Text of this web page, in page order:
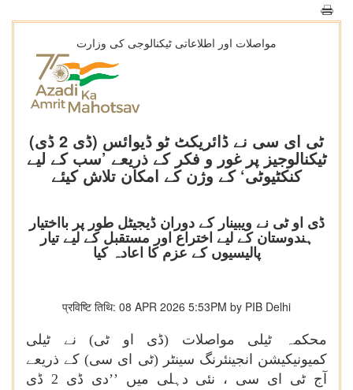
مواصلات اور اطلاعاتی ٹیکنالوجی کی وزارت
ٹی ای سی نے ڈائریکٹ ٹو ڈیوائس (ڈی 2 ڈی)
ٹیکنالوجیز پر غور و فکر کے ذریعے ’سب کے لیے
کنکٹیوٹی‘ کے وژن کے امکان تلاش کیئے
ڈی او ٹی نے ویبینار کے دوران ڈیجیٹل طور پر بااختیار
ہندوستان کے لیے اختراع اور مستقبل کے لیے تیار
پالیسیوں کے عزم کا اعادہ کیا
प्रविष्टि तिथि: 08 APR 2026 5:53PM by PIB Delhi
محکمہ ٹیلی مواصلات (ڈی او ٹی) نے ٹیلی
کمیونیکیشن انجینئرنگ سینٹر (ٹی ای سی) کے ذریعے
آج ٹی ای سی ، نئی دہلی میں ’’دی ڈی 2 ڈی